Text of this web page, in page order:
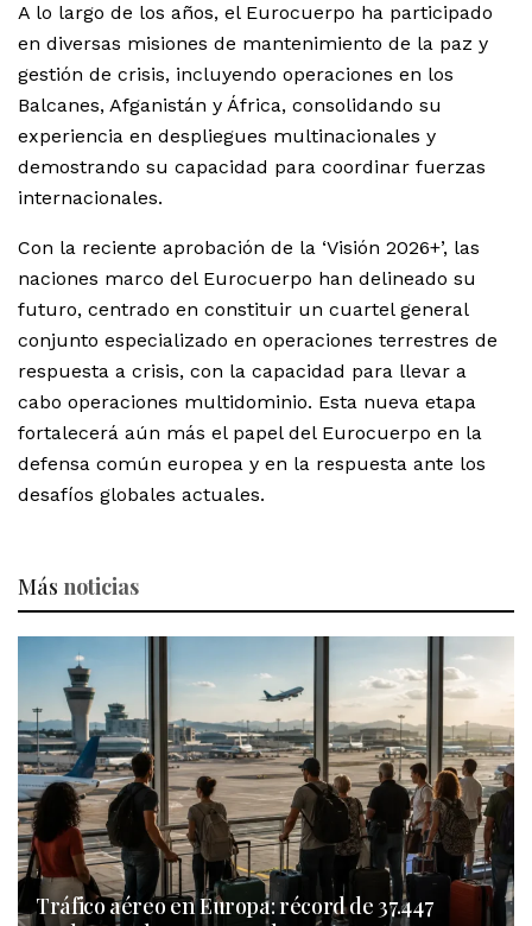
A lo largo de los años, el Eurocuerpo ha participado
en diversas misiones de mantenimiento de la paz y
gestión de crisis, incluyendo operaciones en los
Balcanes, Afganistán y África, consolidando su
experiencia en despliegues multinacionales y
demostrando su capacidad para coordinar fuerzas
internacionales.
Con la reciente aprobación de la ‘Visión 2026+’, las
naciones marco del Eurocuerpo han delineado su
futuro, centrado en constituir un cuartel general
conjunto especializado en operaciones terrestres de
respuesta a crisis, con la capacidad para llevar a
cabo operaciones multidominio. Esta nueva etapa
fortalecerá aún más el papel del Eurocuerpo en la
defensa común europea y en la respuesta ante los
desafíos globales actuales.
Más noticias
Tráfico aéreo en Europa: récord de 37.447